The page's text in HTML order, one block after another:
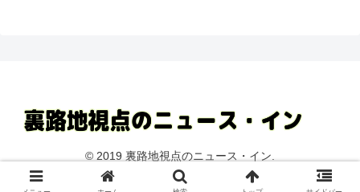
© 2019 裏路地視点のニュース・イン.